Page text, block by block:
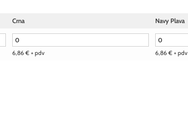
Crna Navy Plava
6,86 € + pdv 6,86 € + pdv